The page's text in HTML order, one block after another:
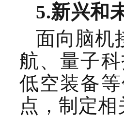
5.新兴和
面向脑机
航、量子科
低空装备
点，制定相